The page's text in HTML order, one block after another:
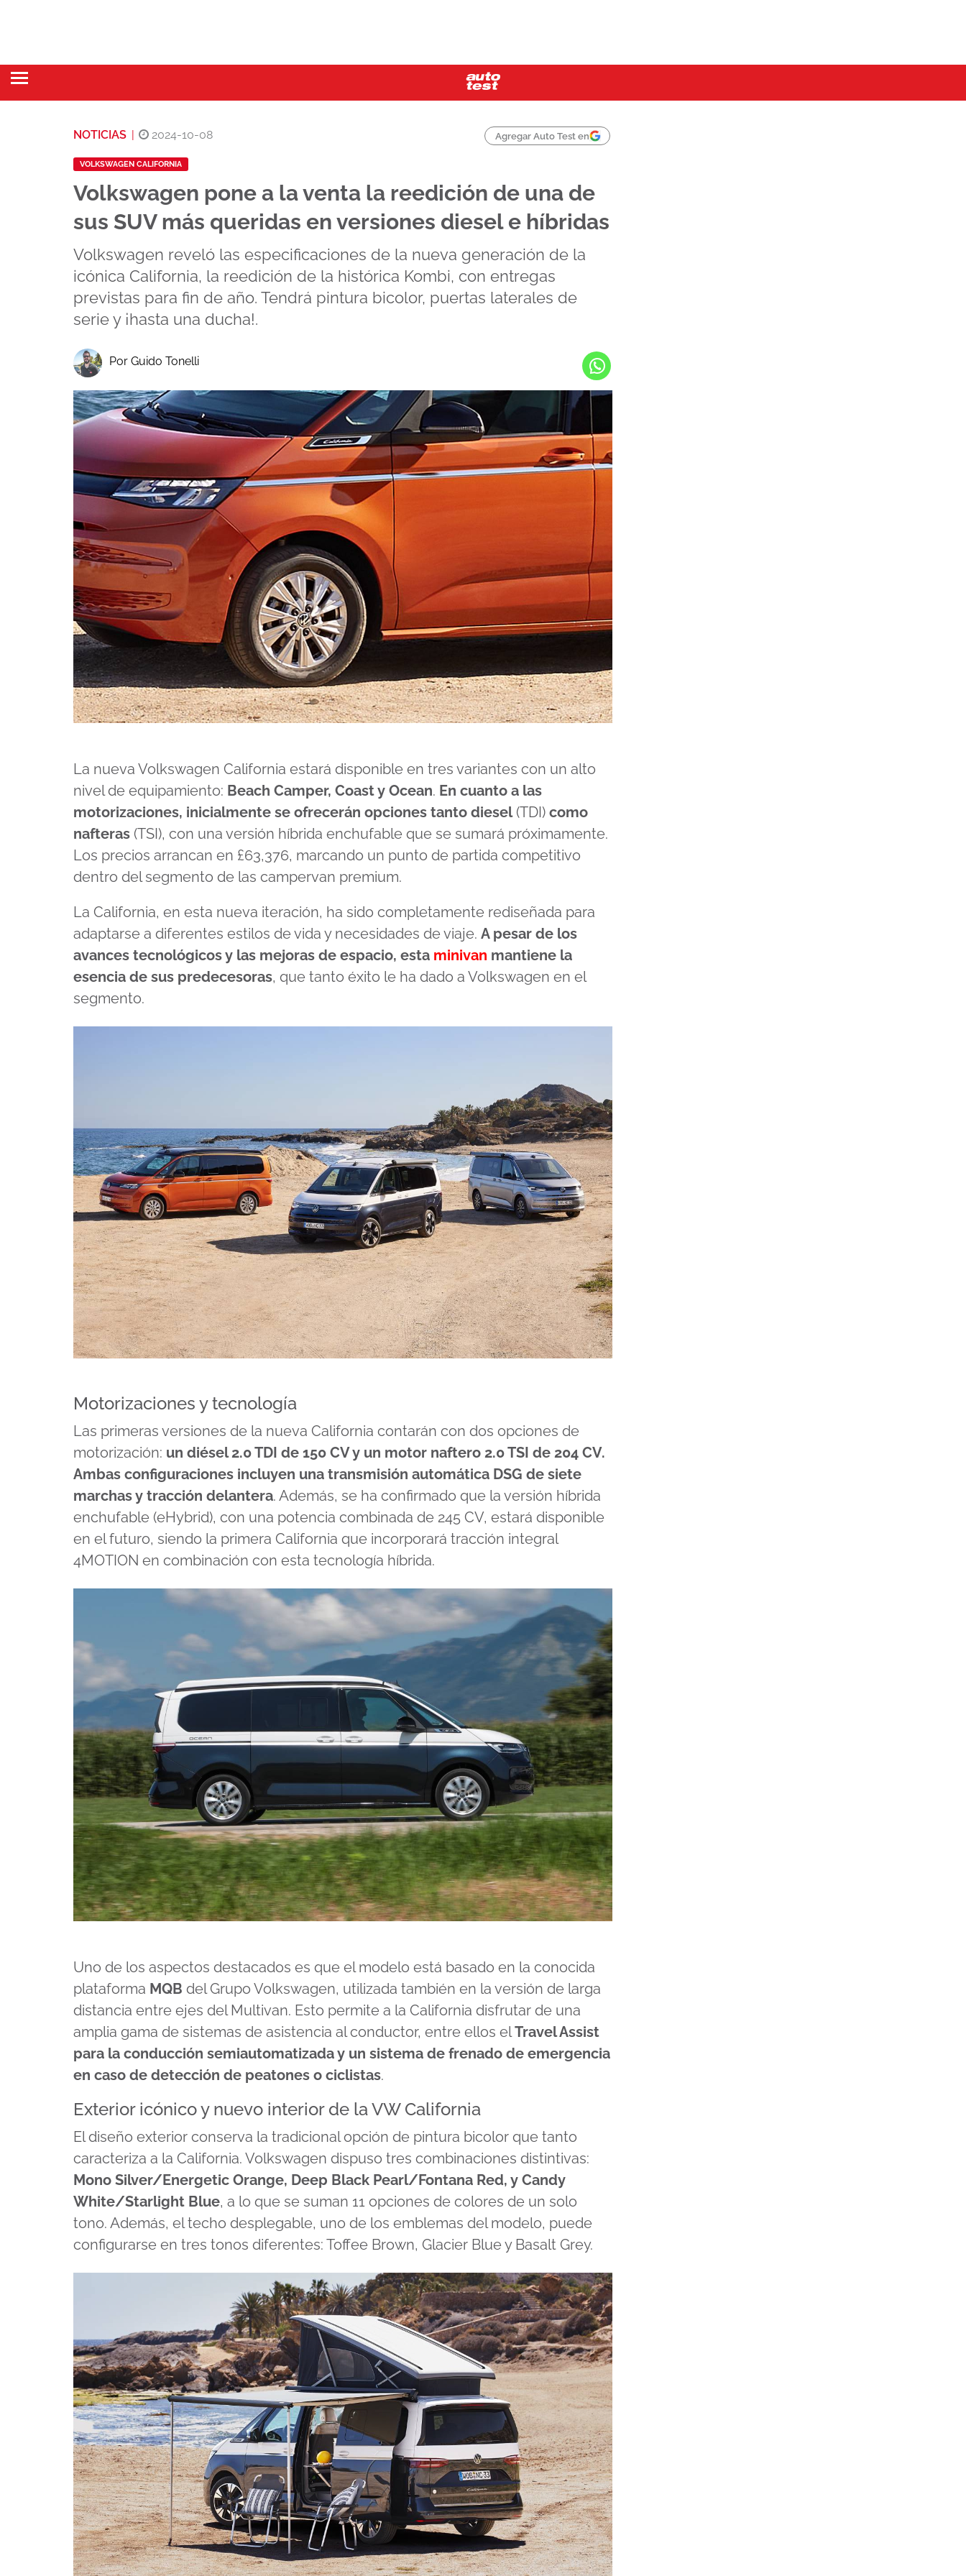
NOTICIAS 2024-10-08 Agregar Auto Test en
VOLKSWAGEN CALIFORNIA
Volkswagen pone a la venta la reedición de una de
sus SUV más queridas en versiones diesel e híbridas
Volkswagen reveló las especificaciones de la nueva generación de la
icónica California, la reedición de la histórica Kombi, con entregas
previstas para fin de año. Tendrá pintura bicolor, puertas laterales de
serie y ¡hasta una ducha!.
Por Guido Tonelli
La nueva Volkswagen California estará disponible en tres variantes con un alto
nivel de equipamiento: Beach Camper, Coast y Ocean. En cuanto a las
motorizaciones, inicialmente se ofrecerán opciones tanto diesel(TDI) como
nafteras (TSI), con una versión híbrida enchufable que se sumará próximamente.
Los precios arrancan en £63,376, marcando un punto de partida competitivo
dentro del segmento de las campervan premium.
La California, en esta nueva iteración, ha sido completamente rediseñada para
adaptarse a diferentes estilos de vida y necesidades de viaje. A pesar de los
avances tecnológicos y las mejoras de espacio, esta minivan mantiene la
esencia de sus predecesoras, que tanto éxito le ha dado a Volkswagen en el
segmento.
Motorizaciones y tecnología
Las primeras versiones de la nueva California contarán con dos opciones de
motorización: un diésel 2.0 TDI de 150 CV y un motor naftero 2.0 TSI de 204 CV.
Ambas configuraciones incluyen una transmisión automática DSG de siete
marchas y tracción delantera. Además, se ha confirmado que la versión híbrida
enchufable (eHybrid), con una potencia combinada de 245 CV, estará disponible
en el futuro, siendo la primera California que incorporará tracción integral
4MOTION en combinación con esta tecnología híbrida.
Uno de los aspectos destacados es que el modelo está basado en la conocida
plataforma MQB del Grupo Volkswagen, utilizada también en la versión de larga
distancia entre ejes del Multivan. Esto permite a la California disfrutar de una
amplia gama de sistemas de asistencia al conductor, entre ellos elTravel Assist
para la conducción semiautomatizada y un sistema de frenado de emergencia
en caso de detección de peatones o ciclistas.
Exterior icónico y nuevo interior de la VW California
El diseño exterior conserva la tradicional opción de pintura bicolor que tanto
caracteriza a la California. Volkswagen dispuso tres combinaciones distintivas:
Mono Silver/Energetic Orange, Deep Black Pearl/Fontana Red, y Candy
White/Starlight Blue, a lo que se suman 11 opciones de colores de un solo
tono. Además, el techo desplegable, uno de los emblemas del modelo, puede
configurarse en tres tonos diferentes: Toffee Brown, Glacier Blue y Basalt Grey.